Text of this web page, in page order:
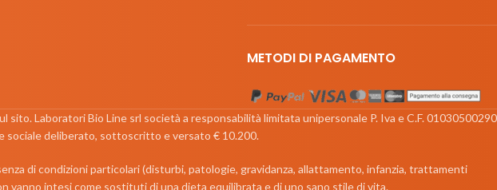
METODI DI PAGAMENTO
Laboratori Bio Line srl società a responsabilità limitata unipersonale P. Iva e C.F. 01030500290
sociale deliberato, sottoscritto e versato € 10.200.
di condizioni particolari (disturbi, patologie, gravidanza, allattamento, infanzia, trattamenti
intesi come sostituti di una dieta equilibrata e di uno sano stile di vita.